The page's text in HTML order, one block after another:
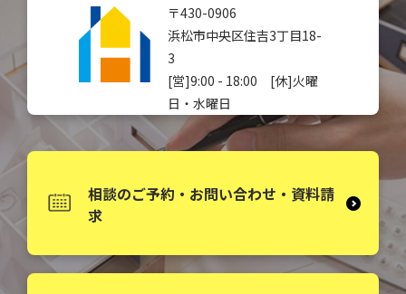
〒430-0906
浜松市中央区住吉3丁目18-
3
[営]9:00 - 18:00 [休]火曜
日・水曜日
相談のご予約・お問い合わせ・資料請
求